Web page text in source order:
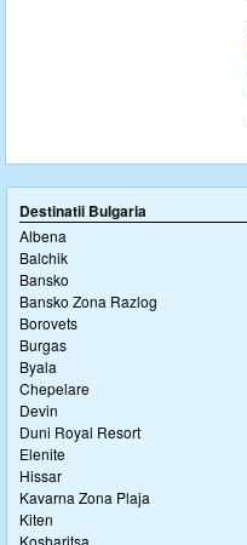
Destinatii Bulgaria
Albena
Balchik
Bansko
Bansko Zona Razlog
Borovets
Burgas
Byala
Chepelare
Devin
Duni Royal Resort
Elenite
Hissar
Kavarna Zona Plaja
Kiten